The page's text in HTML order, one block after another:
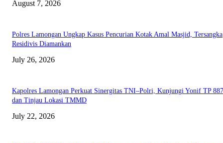
August 7, 2026
Polres Lamongan Ungkap Kasus Pencurian Kotak Amal Masjid, Tersangka
Residivis Diamankan
July 26, 2026
Kapolres Lamongan Perkuat Sinergitas TNI–Polri, Kunjungi Yonif TP
dan Tinjau Lokasi TMMD
July 22, 2026